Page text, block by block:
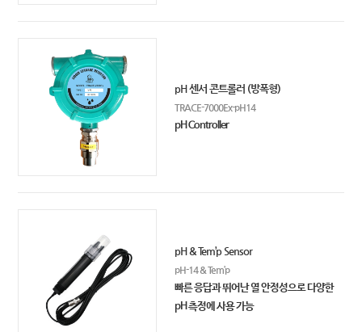
pH 센서 콘트롤러 (방폭형)
TRACE-7000Ex-pH14
pH Controller
pH & Tem’p Sensor
pH-14 & Tem’p
빠른 응답과 뛰어난 열 안정성으로 다양한
pH 측정에 사용 가능